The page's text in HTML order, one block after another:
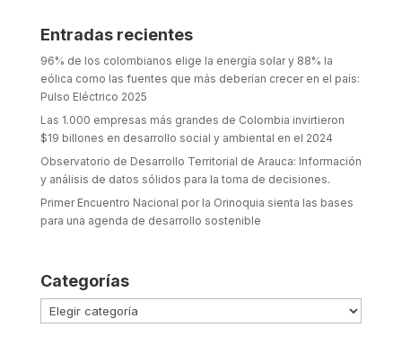
Entradas recientes
96% de los colombianos elige la energía solar y 88% la
eólica como las fuentes que más deberían crecer en el país:
Pulso Eléctrico 2025
Las 1.000 empresas más grandes de Colombia invirtieron
$19 billones en desarrollo social y ambiental en el 2024
Observatorio de Desarrollo Territorial de Arauca: Información
y análisis de datos sólidos para la toma de decisiones.
Primer Encuentro Nacional por la Orinoquia sienta las bases
para una agenda de desarrollo sostenible
Categorías
Categorías